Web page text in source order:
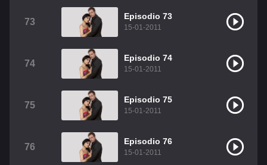
73
Episodio 73
15-01-2011
74
Episodio 74
15-01-2011
75
Episodio 75
15-01-2011
76
Episodio 76
15-01-2011